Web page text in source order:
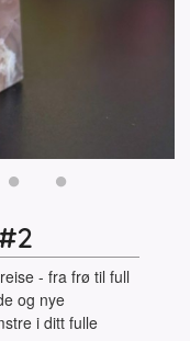
- fra frø til full
og nye
i ditt fulle